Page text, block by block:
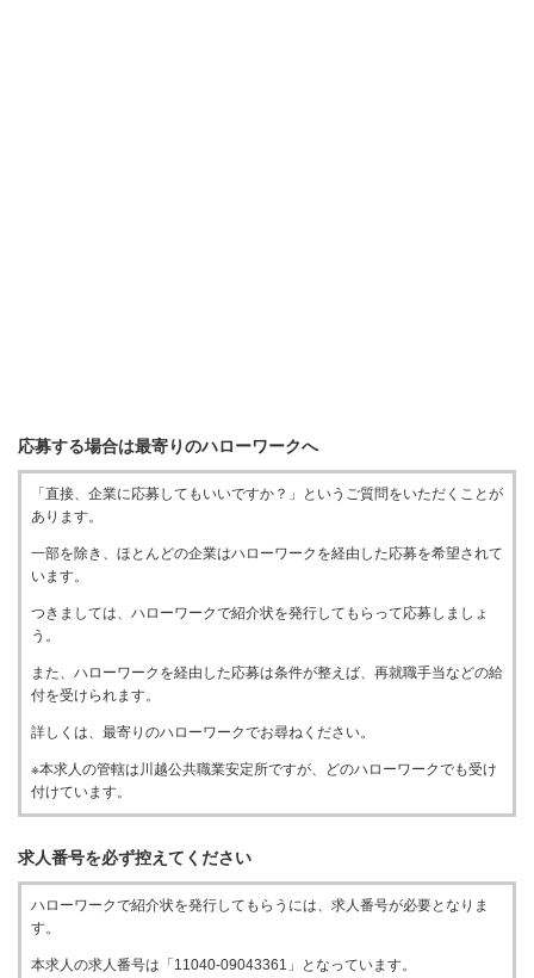
応募する場合は最寄りのハローワークへ
「直接、企業に応募してもいいですか？」というご質問をいただくことが
あります。
一部を除き、ほとんどの企業はハローワークを経由した応募を希望されて
います。
つきましては、ハローワークで紹介状を発行してもらって応募しましょ
う。
また、ハローワークを経由した応募は条件が整えば、再就職手当などの給
付を受けられます。
詳しくは、最寄りのハローワークでお尋ねください。
※本求人の管轄は川越公共職業安定所ですが、どのハローワークでも受け
付けています。
求人番号を必ず控えてください
ハローワークで紹介状を発行してもらうには、求人番号が必要となりま
す。
本求人の求人番号は「11040-09043361」となっています。